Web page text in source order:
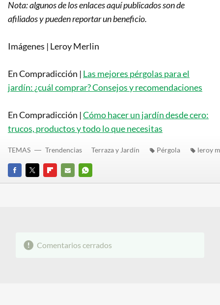
Nota: algunos de los enlaces aquí publicados son de
afiliados y pueden reportar un beneficio.
Imágenes | Leroy Merlin
En Compradicción | Las mejores pérgolas para el
jardín: ¿cuál comprar? Consejos y recomendaciones
En Compradicción |Cómo hacer un jardín desde cero:
trucos, productos y todo lo que necesitas
FACEBOOK
TWITTERFLIPBOARD
E-
WHATSAPP
TEMAS Trendencias Terraza y Jardín Pérgola leroy
Comentarios cerrados